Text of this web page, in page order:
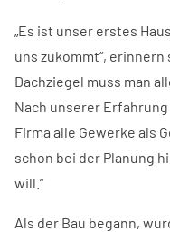
„Es ist unser erstes
uns zukommt“, erinnern
Dachziegel muss man
Nach unserer
Firma alle Gewerke als
schon bei der Planung
will.“
Als der Bau begann,